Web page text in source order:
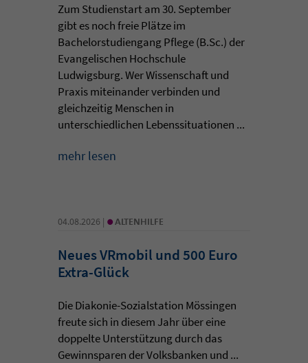
Zum Studienstart am 30. September
gibt es noch freie Plätze im
Bachelorstudiengang Pflege (B.Sc.) der
Evangelischen Hochschule
Ludwigsburg. Wer Wissenschaft und
Praxis miteinander verbinden und
gleichzeitig Menschen in
unterschiedlichen Lebenssituationen ...
mehr lesen
04.08.2026 | • ALTENHILFE
Neues VRmobil und 500 Euro
Extra-Glück
Die Diakonie-Sozialstation Mössingen
freute sich in diesem Jahr über eine
doppelte Unterstützung durch das
Gewinnsparen der Volksbanken und ...